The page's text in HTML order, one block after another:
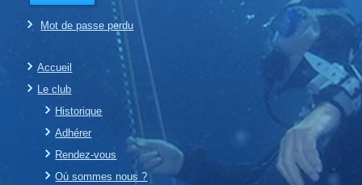
Mot de passe perdu
Accueil
Le club
Historique
Adhérer
Rendez-vous
Où sommes nous ?